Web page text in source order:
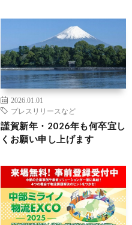
2026.01.01
プレスリリースなど
謹賀新年・2026年も何卒宜し
くお願い申し上げます